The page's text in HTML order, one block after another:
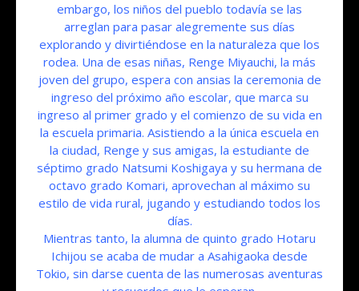
embargo, los niños del pueblo todavía se las
arreglan para pasar alegremente sus días
explorando y divirtiéndose en la naturaleza que los
rodea. Una de esas niñas, Renge Miyauchi, la más
joven del grupo, espera con ansias la ceremonia de
ingreso del próximo año escolar, que marca su
ingreso al primer grado y el comienzo de su vida en
la escuela primaria. Asistiendo a la única escuela en
la ciudad, Renge y sus amigas, la estudiante de
séptimo grado Natsumi Koshigaya y su hermana de
octavo grado Komari, aprovechan al máximo su
estilo de vida rural, jugando y estudiando todos los
días.
Mientras tanto, la alumna de quinto grado Hotaru
Ichijou se acaba de mudar a Asahigaoka desde
Tokio, sin darse cuenta de las numerosas aventuras